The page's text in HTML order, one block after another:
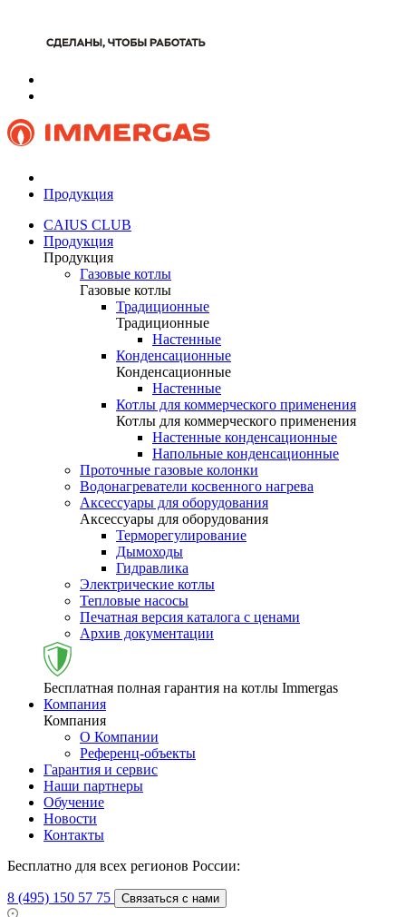
Продукция
CAIUS CLUB
Продукция
Продукция
Газовые котлы
Газовые котлы
Традиционные
Традиционные
Настенные
Конденсационные
Конденсационные
Настенные
Котлы для коммерческого применения
Котлы для коммерческого применения
Настенные конденсационные
Напольные конденсационные
Проточные газовые колонки
Водонагреватели косвенного нагрева
Аксессуары для оборудования
Аксессуары для оборудования
Терморегулирование
Дымоходы
Гидравлика
Электрические котлы
Тепловые насосы
Печатная версия каталога с ценами
Архив документации
Бесплатная полная гарантия на котлы Immergas
Компания
Компания
О Компании
Референц-объекты
Гарантия и сервис
Наши партнеры
Обучение
Новости
Контакты
Бесплатно для всех регионов России:
8 (495) 150 57 75 Связаться с нами